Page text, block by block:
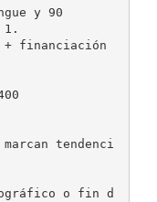
y 90
1.
+ financiación
tendenci
o fin d